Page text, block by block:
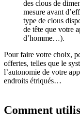
des clous de
mesure avant
type de clous
de tête que votre
d’homme…).
Pour faire votre choix,
offertes, telles que le
l’autonomie de votre
endroits étriqués…
Comment